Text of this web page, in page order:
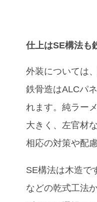
仕上はSE構法も
外装については
鉄骨造はALCパ
れます。純ラー
大きく、左官材
相応の対策や配
SE構法は木造で
などの乾式工法